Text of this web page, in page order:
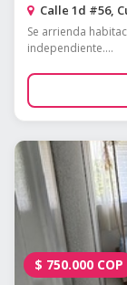
Calle 1d #56,
Se arrienda
independiente....
$ 750.000 COP